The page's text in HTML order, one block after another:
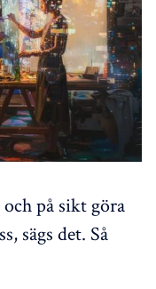
på sikt göra
sägs det. Så